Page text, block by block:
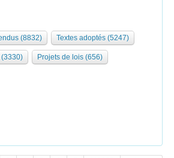
(8832) Textes adoptés (5247)
(3330) Projets de lois (656)